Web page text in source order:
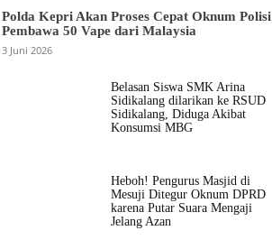
Polda Kepri Akan Proses Cepat Oknum Polisi
Pembawa 50 Vape dari Malaysia
3 Juni 2026
Belasan Siswa SMK Arina
Sidikalang dilarikan ke RSUD
Sidikalang, Diduga Akibat
Konsumsi MBG
Heboh! Pengurus Masjid di
Mesuji Ditegur Oknum DPRD
karena Putar Suara Mengaji
Jelang Azan